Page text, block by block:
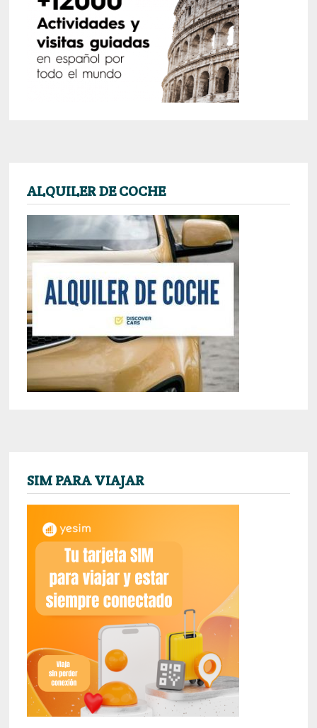
ALQUILER DE COCHE
SIM PARA VIAJAR